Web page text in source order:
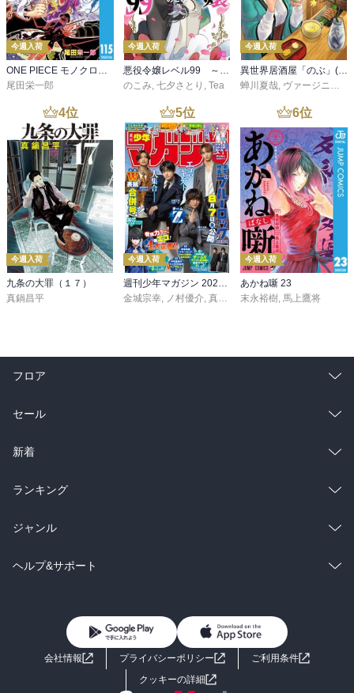
今週入荷
尾田栄一郎
今週入荷
のこみ 七夕さとり Tea
今週入荷
蝉川夏哉 ヴァージニア二等兵
4位
今週入荷
九条の大罪（１７）
真鍋昌平
5位
今週入荷
週刊少年マガジン 2026年36・37号[2026年8月5日発売]
金城宗幸, ノ村優介, 真島ヒロ ,宮島礼吏,新川直司
6位
今週入荷
あかね噺 23
末永裕樹, 馬上鷹将
フロア
総合
ラノベ
雑誌・グラビア
BL・TL
セール
総合
ラノベ
雑誌・グラビア
BL・TL
新着
総合
ラノベ
雑誌・グラビア
ランキング
総合
ラノベ
ジャンル
コミック
ライトノベル 男子向けラノベ
小説
ヘルプ&サポート
よくあるご質問 お問い合わせ
会社情報 プライバシーポリシー
ご利用条件
クッキーの詳細